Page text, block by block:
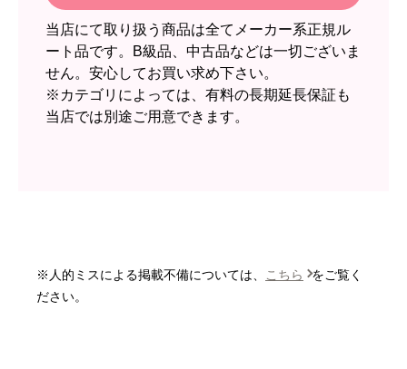
欲しい商品をスムーズに注文できましたか？
はい
ショップからの連絡や対応は適切でしたか？
無回答
予定の期日までに商品が届きましたか？
当店にて取り扱う商品は全てメーカー系正規ル
ート品です。B級品、中古品などは一切ございま
せん。安心してお買い求め下さい。
※カテゴリによっては、有料の長期延長保証も
当店では別途ご用意できます。
※人的ミスによる掲載不備については、 こちら
をご覧く
ださい。